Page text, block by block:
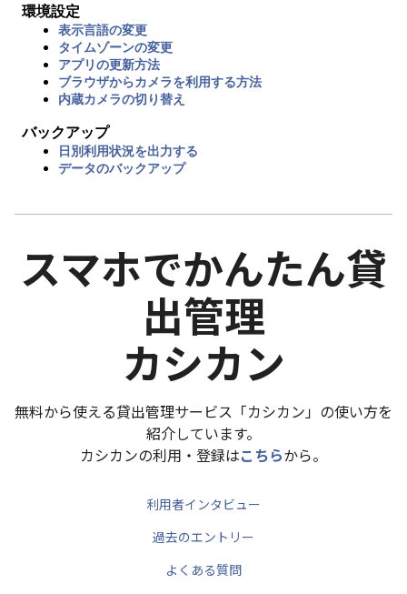
環境設定
表示言語の変更
タイムゾーンの変更
アプリの更新方法
ブラウザからカメラを利用する方法
内蔵カメラの切り替え
バックアップ
日別利用状況を出力する
データのバックアップ
スマホでかんたん貸
出管理
カシカン
無料から使える貸出管理サービス「カシカン」の使い方を
紹介しています。
カシカンの利用・登録はこちらから。
利用者インタビュー
過去のエントリー
よくある質問